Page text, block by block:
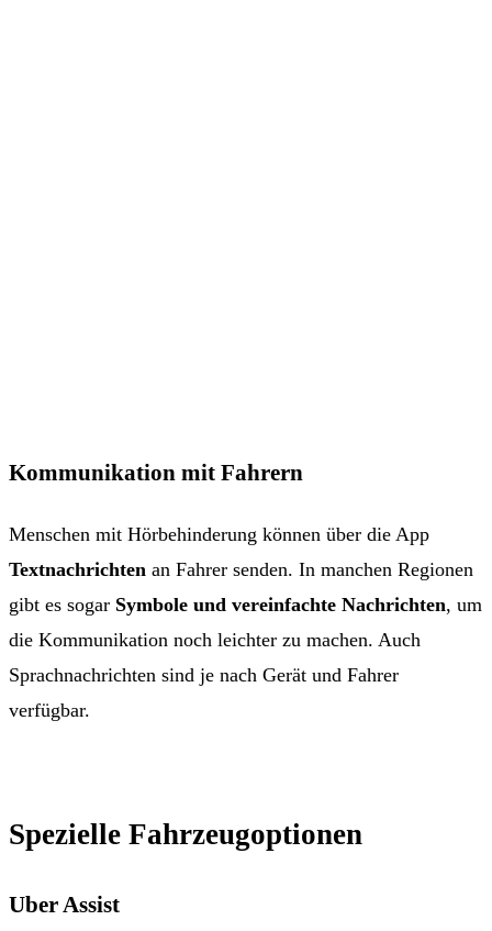
Kommunikation mit Fahrern
Menschen mit Hörbehinderung können über die App
Textnachrichten an Fahrer senden. In manchen Regionen
gibt es sogar Symbole und vereinfachte Nachrichten, um
die Kommunikation noch leichter zu machen. Auch
Sprachnachrichten sind je nach Gerät und Fahrer
verfügbar.
Spezielle Fahrzeugoptionen
Uber Assist